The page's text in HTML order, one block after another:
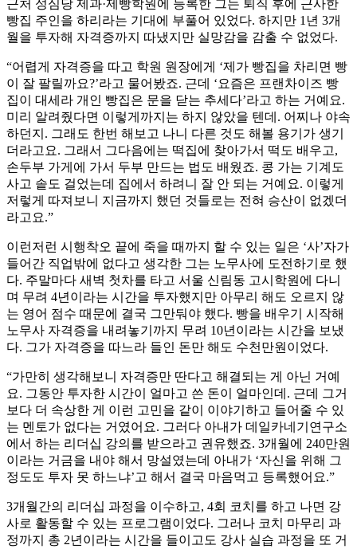
근처 성심당 제과·제빵학원에 등록한 그는 퇴직 후에 근사한
빵집 주인을 하리라는 기대에 부풀어 있었다. 하지만 1년 3개
월을 투자해 자격증까지 따냈지만 실망감을 감출 수 없었다.
“어렵게 자격증을 따고 학원 원장에게 ‘제가 빵집을 차리면 빵
이 잘 팔릴까요?’라고 물어봤죠. 근데 ‘요즘은 프랜차이즈 빵
집이 대세라 개인 빵집은 문을 닫는 추세다’라고 하는 거예요.
미리 알려줬다면 이렇게까지는 하지 않았을 텐데. 어찌나 야속
하던지. 그래도 한번 해보고 나니 다른 것도 해볼 용기가 생기
더라고요. 그래서 그다음에는 떡집에 찾아가서 떡도 배우고,
손두부 가게에 가서 두부 만드는 법도 배웠죠. 콩 가는 기계도
사고 솥도 걸었는데 집에서 하려니 잘 안 되는 거예요. 이렇게
저렇게 따져보니 지금까지 했던 것들로는 전혀 승산이 없겠더
라고요.”
이런저런 시행착오 끝에 죽을 때까지 할 수 있는 일은 ‘사’자가
들어간 직업밖에 없다고 생각한 그는 노무사에 도전하기로 했
다. 주말마다 새벽 첫차를 타고 서울 신림동 고시학원에 다니
며 무려 4년이라는 시간을 투자했지만 아무리 해도 오르지 않
는 영어 점수 때문에 결국 그만둬야 했다. 빵을 배우기 시작해
노무사 자격증을 내려놓기까지 무려 10년이라는 시간을 보냈
다. 그가 자격증을 따느라 들인 돈만 해도 수천만원이었다.
“가만히 생각해보니 자격증만 딴다고 해결되는 게 아닌 거예
요. 그동안 투자한 시간이 얼마고 쓴 돈이 얼마인데. 근데 그거
보다 더 속상한 게 이런 고민을 같이 이야기하고 들어줄 수 있
는 멘토가 없다는 거였어요. 그러다 아내가 데일카네기연구소
에서 하는 리더십 강의를 받으라고 권유했죠. 3개월에 240만원
이라는 거금을 내야 해서 망설였는데 아내가 ‘자신을 위해 그
정도도 투자 못 하느냐’고 해서 결국 마음먹고 등록했어요.”
3개월간의 리더십 과정을 이수하고, 4회 코치를 하고 나면 강
사로 활동할 수 있는 프로그램이었다. 그러나 코치 마무리 과
정까지 총 2년이라는 시간을 들이고도 강사 실습 과정을 또 거